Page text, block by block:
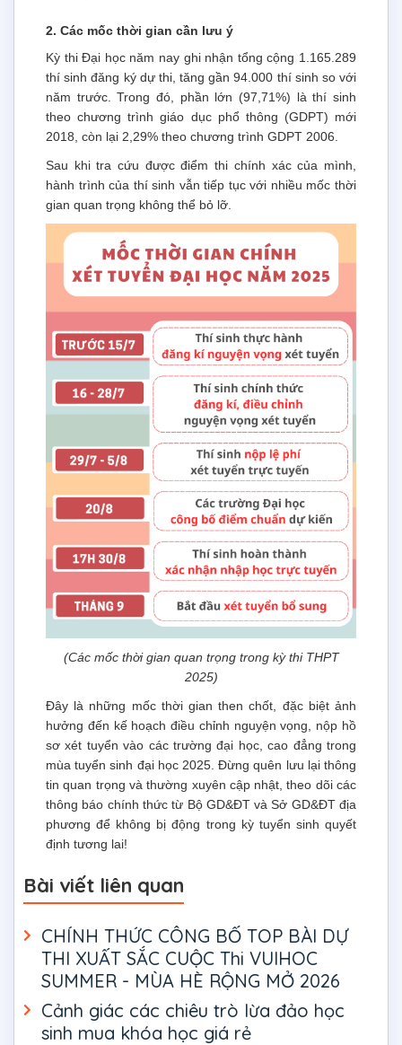
2. Các mốc thời gian cần lưu ý
Kỳ thi Đại học năm nay ghi nhận tổng cộng 1.165.289
thí sinh đăng ký dự thi, tăng gần 94.000 thí sinh so với
năm trước. Trong đó, phần lớn (97,71%) là thí sinh
theo chương trình giáo dục phổ thông (GDPT) mới
2018, còn lại 2,29% theo chương trình GDPT 2006.
Sau khi tra cứu được điểm thi chính xác của mình,
hành trình của thí sinh vẫn tiếp tục với nhiều mốc thời
gian quan trọng không thể bỏ lỡ.
(Các mốc thời gian quan trọng trong kỳ thi THPT
2025)
Đây là những mốc thời gian then chốt, đặc biệt ảnh
hưởng đến kế hoạch điều chỉnh nguyện vọng, nộp hồ
sơ xét tuyển vào các trường đại học, cao đẳng trong
mùa tuyển sinh đại học 2025.Đừng quên lưu lại thông
tin quan trọng và thường xuyên cập nhật, theo dõi các
thông báo chính thức từ Bộ GD&ĐT và Sở GD&ĐT địa
phương để không bị động trong kỳ tuyển sinh quyết
định tương lai!
Bài viết liên quan
CHÍNH THỨC CÔNG BỐ TOP BÀI DỰ
THI XUẤT SẮC CUỘC Thi VUIHOC
SUMMER - MÙA HÈ RỘNG MỞ 2026
Cảnh giác các chiêu trò lừa đảo học
sinh mua khóa học giá rẻ